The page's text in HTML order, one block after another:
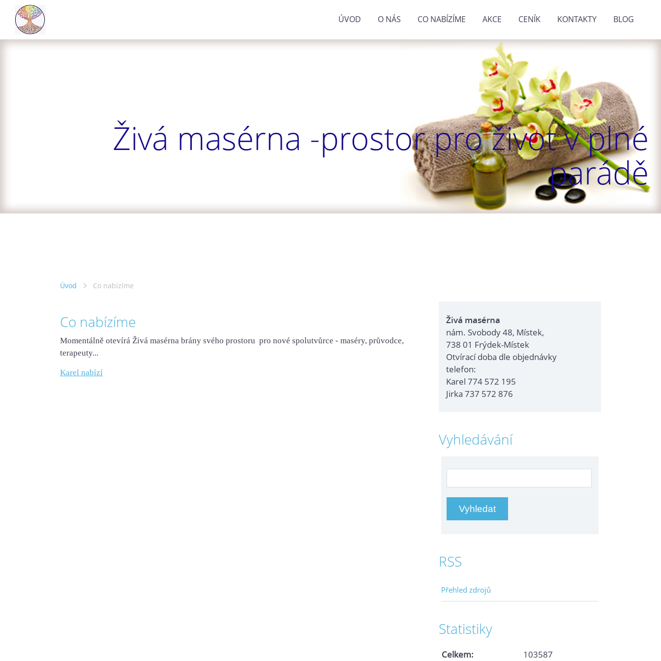
ÚVOD O NÁS CO NABÍZÍME AKCE CENÍK KONTAKTY BLOG
Živá masérna -prostor pro život v plné
parádě
Úvod Co nabízíme
Co nabízíme
Momentálně otevírá Živá masérna brány svého prostoru pro nové spolutvůrce - maséry, průvodce,
terapeuty...
Karel nabízí
Živá masérna
nám. Svobody 48, Místek,
738 01 Frýdek-Místek
Otvírací doba dle objednávky
telefon:
Karel 774 572 195
Jirka 737 572 876
Vyhledávání
RSS
Přehled zdrojů
Statistiky
Celkem: 103587